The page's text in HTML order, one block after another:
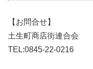
【お問合せ】
土生町商店街連合会
TEL:0845-22-0216